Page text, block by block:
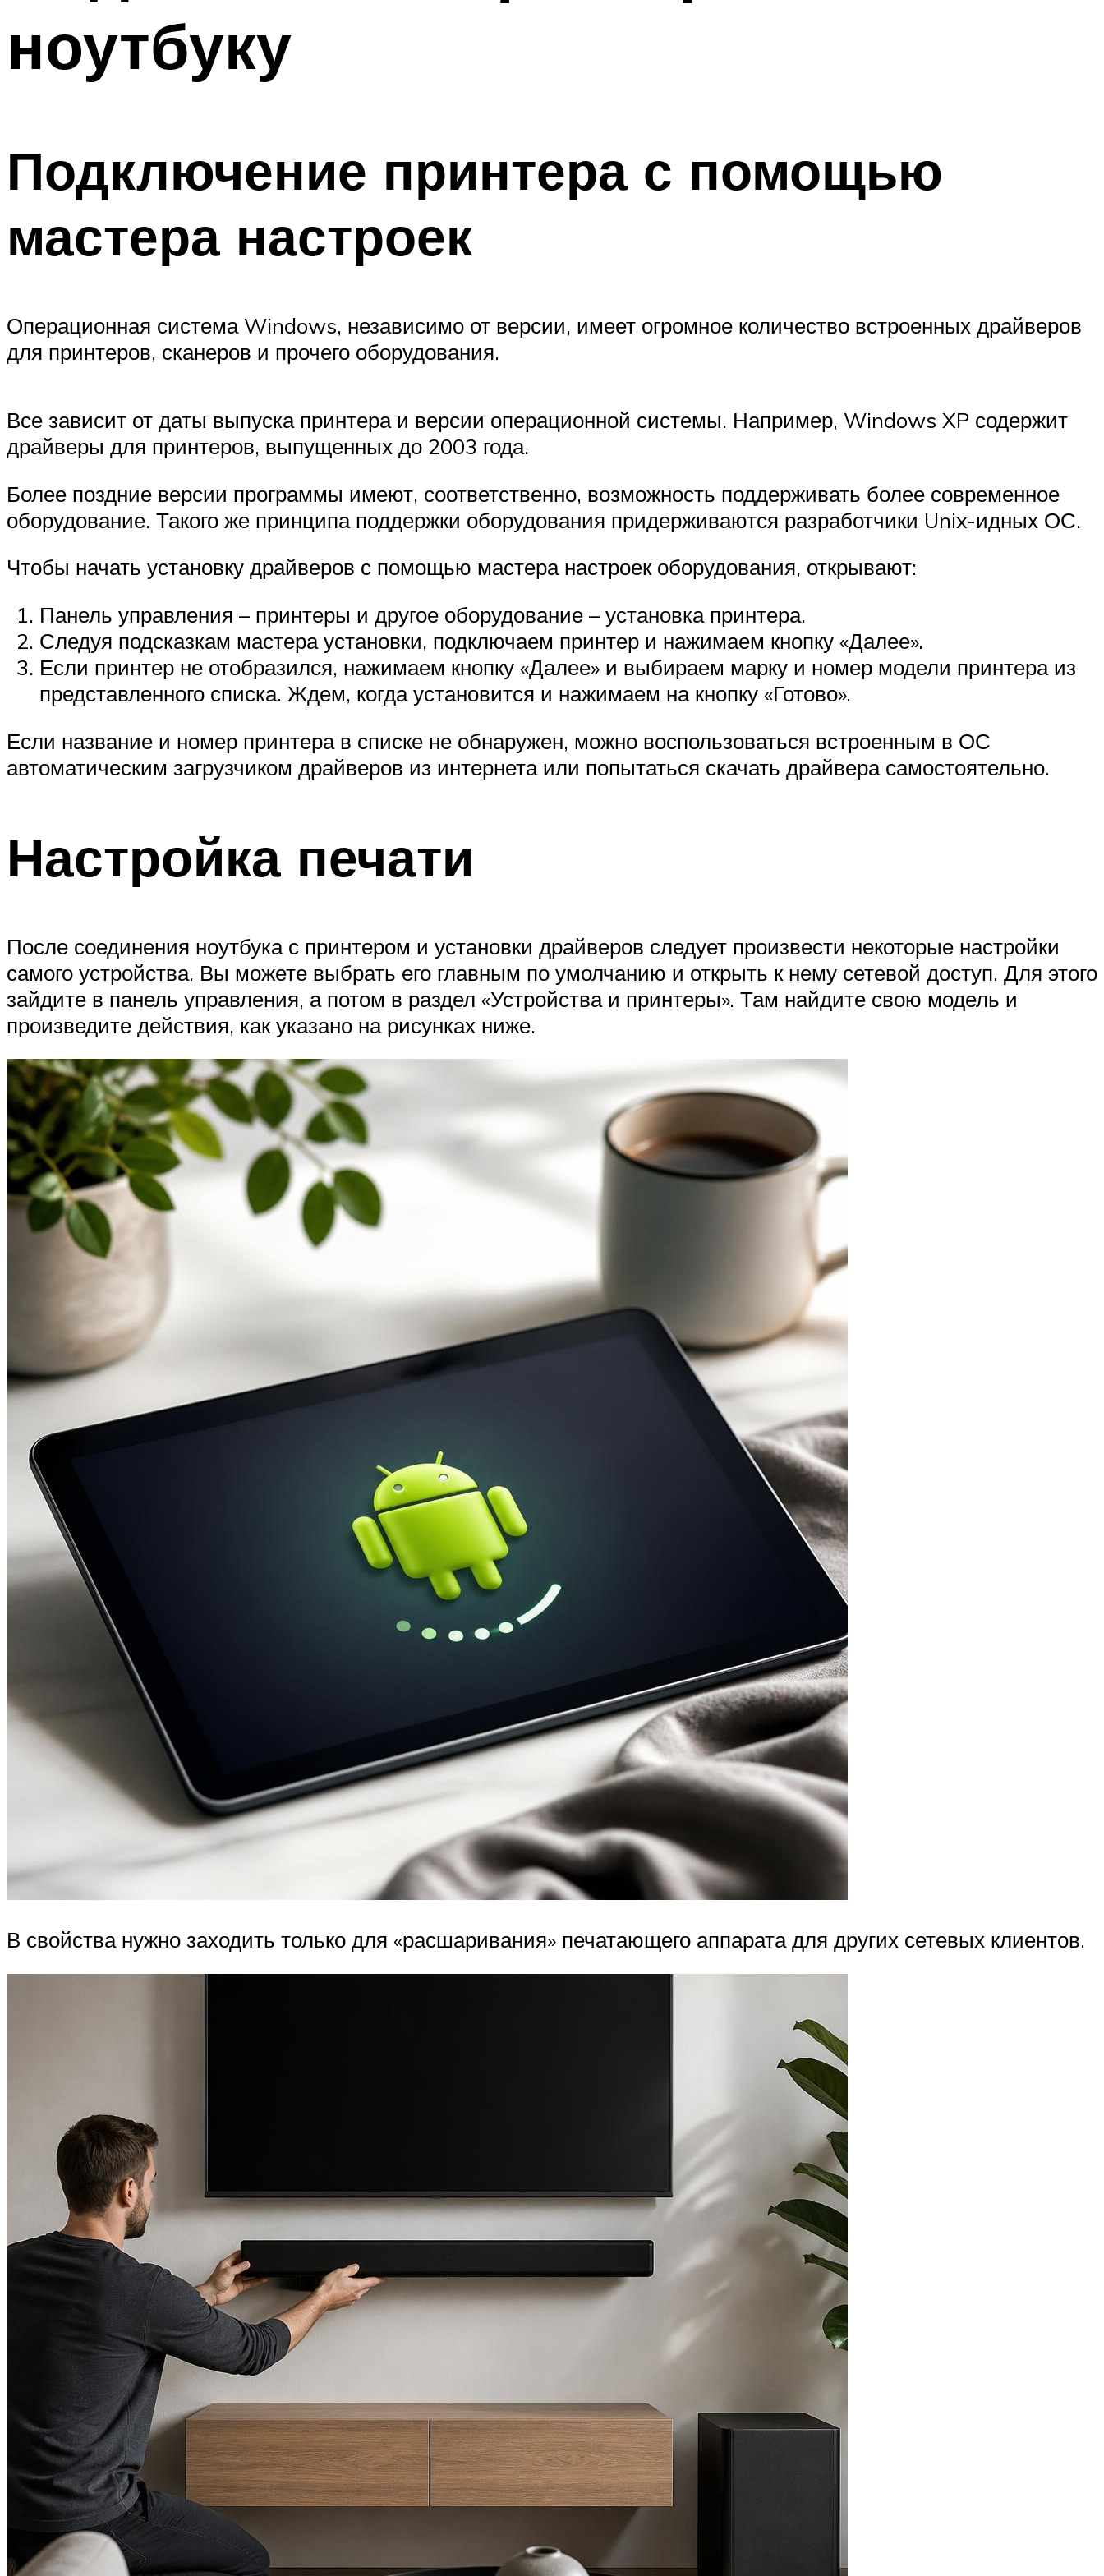
ноутбуку
Подключение принтера с помощью
мастера настроек
Операционная система Windows, независимо от версии, имеет огромное количество встроенных драйверов
для принтеров, сканеров и прочего оборудования.
Все зависит от даты выпуска принтера и версии операционной системы. Например, Windows XP содержит
драйверы для принтеров, выпущенных до 2003 года.
Более поздние версии программы имеют, соответственно, возможность поддерживать более современное
оборудование. Такого же принципа поддержки оборудования придерживаются разработчики Unix-идных ОС.
Чтобы начать установку драйверов с помощью мастера настроек оборудования, открывают:
Панель управления – принтеры и другое оборудование – установка принтера.
Следуя подсказкам мастера установки, подключаем принтер и нажимаем кнопку «Далее».
Если принтер не отобразился, нажимаем кнопку «Далее» и выбираем марку и номер модели принтера из
представленного списка. Ждем, когда установится и нажимаем на кнопку «Готово».
Если название и номер принтера в списке не обнаружен, можно воспользоваться встроенным в ОС
автоматическим загрузчиком драйверов из интернета или попытаться скачать драйвера самостоятельно.
Настройка печати
После соединения ноутбука с принтером и установки драйверов следует произвести некоторые настройки
самого устройства. Вы можете выбрать его главным по умолчанию и открыть к нему сетевой доступ. Для этого
зайдите в панель управления, а потом в раздел «Устройства и принтеры». Там найдите свою модель и
произведите действия, как указано на рисунках ниже.
В свойства нужно заходить только для «расшаривания» печатающего аппарата для других сетевых клиентов.